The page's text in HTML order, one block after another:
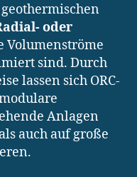
oder
Volumenströme
sind. Durch
lassen sich ORC-
Anlagen
auch auf große